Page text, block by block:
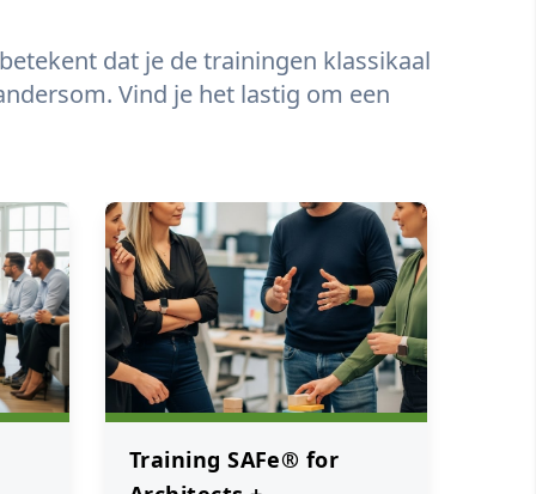
dat je de trainingen klassikaal
Vind je het lastig om een
Training SAFe® for